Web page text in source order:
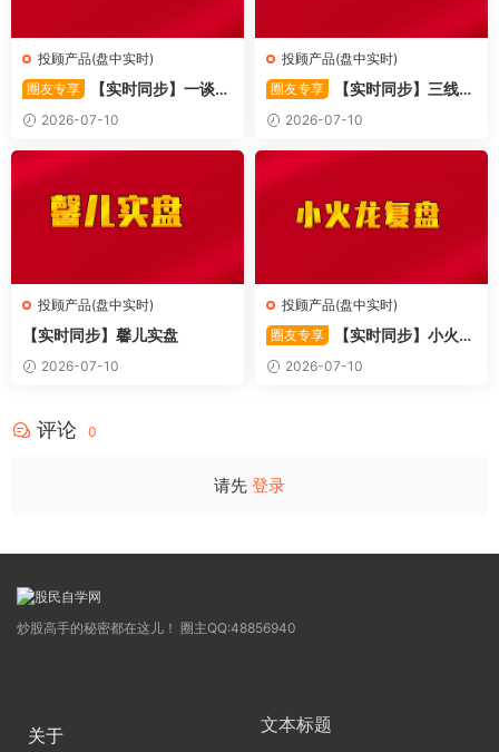
投顾产品(盘中实时)
圈友专享
【实时同步】一谈策
略 2026-07-10
投顾产品(盘中实时)
圈友专享
【实时同步】三线文
案大锅饭
2026-07-10
投顾产品(盘中实时)
【实时同步】馨儿实盘
2026-07-10
投顾产品(盘中实时)
圈友专享
【实时同步】小火龙
复盘2026-07-10
评论 0
请先 登录
炒股高手的秘密都在这儿！ 圈主QQ:48856940
关于
文本标题